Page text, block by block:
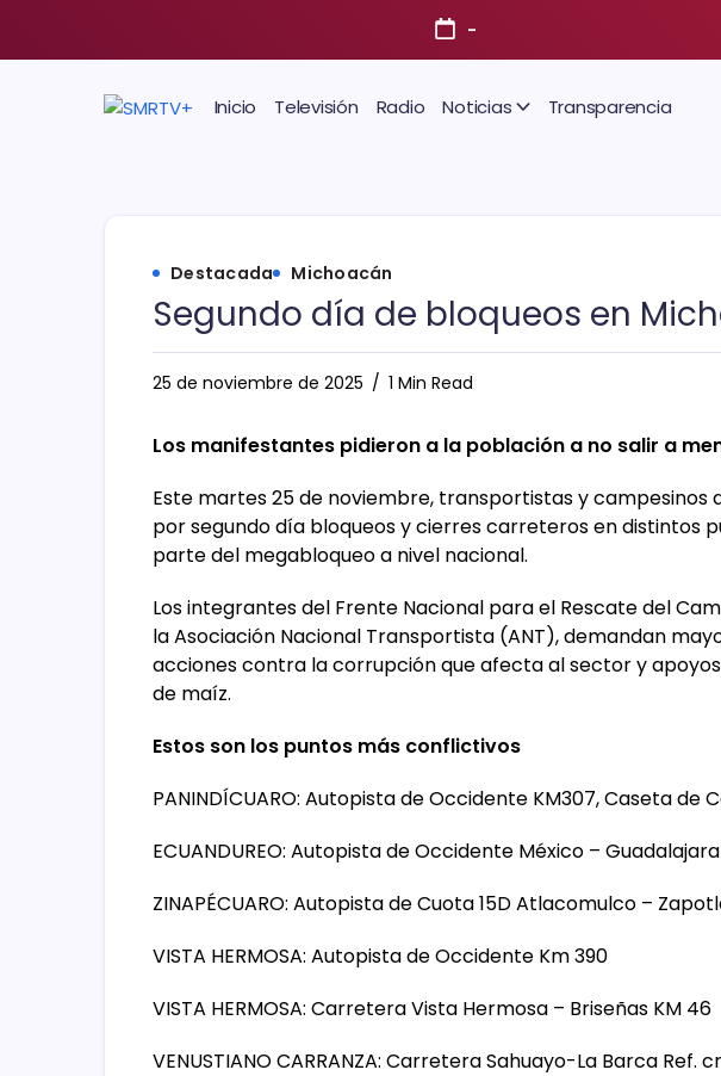
-
Inicio Televisión Radio Noticias Transparencia
Destacada Michoacán
Segundo día de bloqueos en
25 de noviembre de 2025 1 Min Read
Los manifestantes pidieron a la población a no salir a
Este martes 25 de noviembre, transportistas y campesinos
por segundo día bloqueos y cierres carreteros en distintos
parte del megabloqueo a nivel nacional.
Los integrantes del Frente Nacional para el Rescate del
la Asociación Nacional Transportista (ANT), demandan
acciones contra la corrupción que afecta al sector y
de maíz.
Estos son los puntos más conflictivos
PANINDÍCUARO: Autopista de Occidente KM307, Caseta de
ECUANDUREO: Autopista de Occidente México –
ZINAPÉCUARO: Autopista de Cuota 15D Atlacomulco –
VISTA HERMOSA: Autopista de Occidente Km 390
VISTA HERMOSA: Carretera Vista Hermosa – Briseñas KM 46
VENUSTIANO CARRANZA: Carretera Sahuayo-La Barca Ref.